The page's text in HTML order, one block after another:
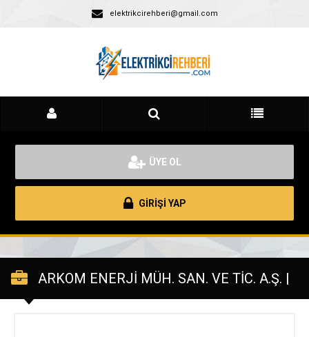
elektrikcirehberi@gmail.com
ÜYE OL
GİRİŞİ YAP
ARKOM ENERJİ MÜH. SAN. VE TİC. A.Ş. |